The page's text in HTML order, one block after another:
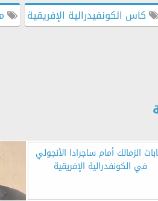
كاس الكونفيدرالية الإفريقية
الزمالك أمام ساجرادا الأنجولي
في الكونفدرالية الإفريقية